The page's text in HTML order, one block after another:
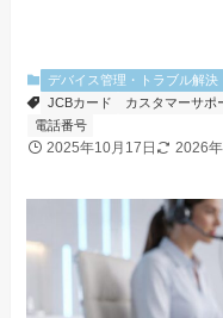
デバイス管理・トラブル解決
JCBカード
カスタマーサポ
電話番号
2025年10月17日 2026